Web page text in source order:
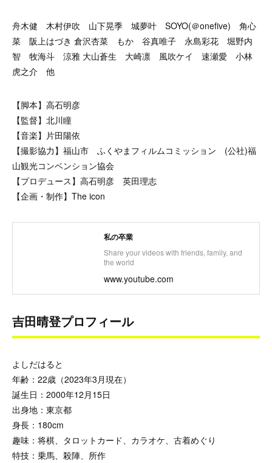
舟木健 木村伊吹 山下晃季 城夢叶 SOYO(＠onefive) 角心
菜 阪上はづき 倉沢杏菜 もか 谷真唯子 永島彩花 堀野内
智 牧海斗 涼雅 大山蒼生 大崎凛 風吹ケイ 速瀬愛 小林
虎之介 他
【脚本】高石明彦
【監督】北川瞳
【音楽】片田陽依
【撮影協力】福山市 ふくやまフィルムコミッション (公社)福
山観光コンベンション協会
【プロデュース】高石明彦 英田理志
【企画・制作】The icon
私の卒業
Share your videos with friends, family, and
the world
www.youtube.com
吉田晴登プロフィール
よしだはると
年齢：22歳（2023年3月現在）
誕生日：2000年12月15日
出身地：東京都
身長：180cm
趣味：将棋、タロットカード、カラオケ、古着めぐり
特技：乗馬、殺陣、所作